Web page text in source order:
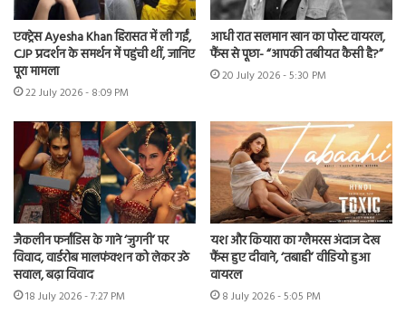
एक्ट्रेस Ayesha Khan हिरासत में ली गईं,
CJP प्रदर्शन के समर्थन में पहुंची थीं, जानिए
पूरा मामला
22 July 2026 - 8:09 PM
आधी रात सलमान खान का पोस्ट वायरल,
फैंस से पूछा- “आपकी तबीयत कैसी है?”
20 July 2026 - 5:30 PM
जैकलीन फर्नांडिस के गाने ‘जुगनी’ पर
विवाद, वार्डरोब मालफंक्शन को लेकर उठे
सवाल, बढ़ा विवाद
18 July 2026 - 7:27 PM
यश और कियारा का ग्लैमरस अंदाज देख
फैंस हुए दीवाने, ‘तबाही’ वीडियो हुआ
वायरल
8 July 2026 - 5:05 PM